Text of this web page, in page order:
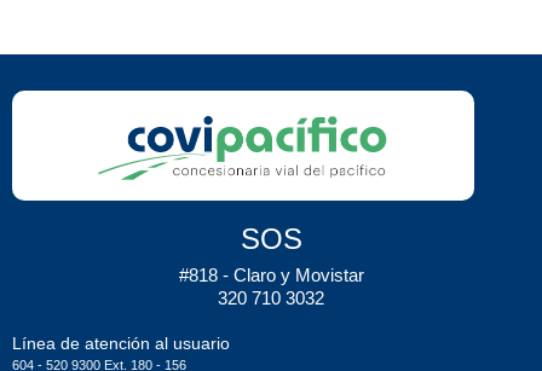
SOS
#818 - Claro y Movistar
320 710 3032
Línea de atención al usuario
604 - 520 9300 Ext. 180 - 156